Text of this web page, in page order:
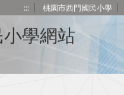
::: 桃園市西門國民小學